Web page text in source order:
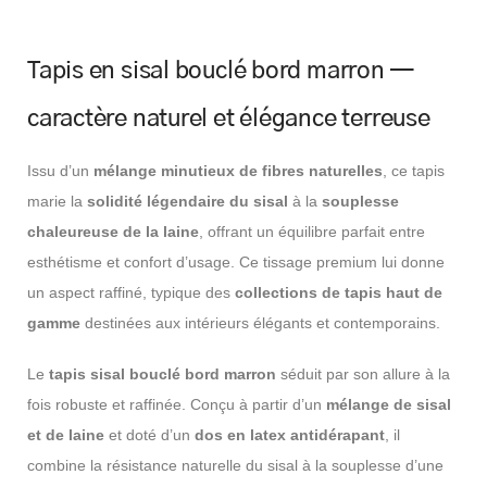
Tapis en sisal bouclé bord marron —
caractère naturel et élégance terreuse
Issu d’un mélange minutieux de fibres naturelles , ce tapis
marie la solidité légendaire du sisal à la souplesse
chaleureuse de la laine , offrant un équilibre parfait entre
esthétisme et confort d’usage. Ce tissage premium lui donne
un aspect raffiné, typique des collections de tapis haut de
gamme destinées aux intérieurs élégants et contemporains.
Le tapis sisal bouclé bord marron séduit par son allure à la
fois robuste et raffinée. Conçu à partir d’un mélange de sisal
et de laine et doté d’un dos en latex antidérapant , il
combine la résistance naturelle du sisal à la souplesse d’une